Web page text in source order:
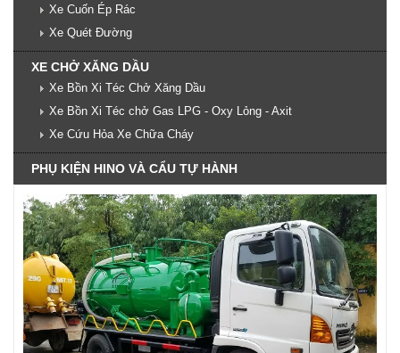
Xe Cuốn Ép Rác
Xe Quét Đường
XE CHỞ XĂNG DẦU
Xe Bồn Xi Téc Chở Xăng Dầu
Xe Bồn Xi Téc chở Gas LPG - Oxy Lỏng - Axit
Xe Cứu Hỏa Xe Chữa Cháy
PHỤ KIỆN HINO VÀ CẨU TỰ HÀNH